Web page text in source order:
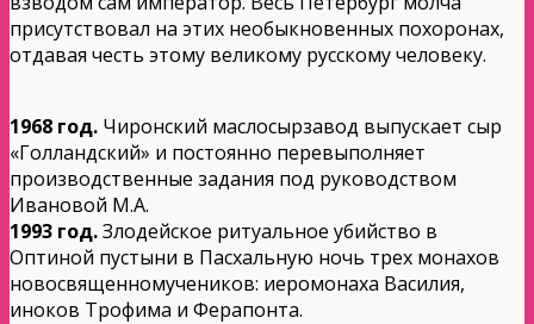
присутствовал на этих необыкновенных похоронах,
отдавая честь этому великому русскому человеку.
1968 год. Чиронский маслосырзавод выпускает сыр
«Голландский» и постоянно перевыполняет
производственные задания под руководством
Ивановой М.А.
1993 год.Злодейское ритуальное убийство в
Оптиной пустыни в Пасхальную ночь трех монахов
новосвященномучеников: иеромонаха Василия,
иноков Трофима и Ферапонта.